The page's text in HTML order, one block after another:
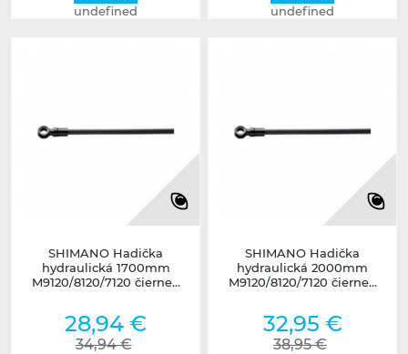
undefined
undefined
SHIMANO Hadička
hydraulická 1700mm
M9120/8120/7120 čierne...
28,94 €
34,94 €
SHIMANO Hadička
hydraulická 2000mm
M9120/8120/7120 čierne...
32,95 €
38,95 €